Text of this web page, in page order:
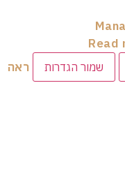
שמור הגדרות
ראה